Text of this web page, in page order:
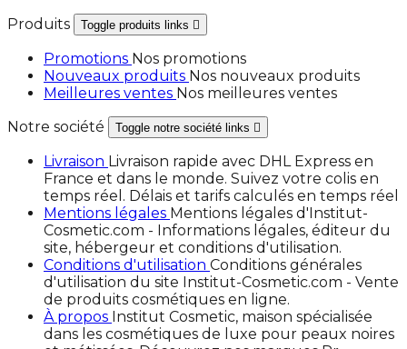
Produits
Toggle produits links 
Promotions Nos promotions
Nouveaux produits Nos nouveaux produits
Meilleures ventes Nos meilleures ventes
Notre société
Toggle notre société links 
Livraison Livraison rapide avec DHL Express en
France et dans le monde. Suivez votre colis en
temps réel. Délais et tarifs calculés en temps réel
Mentions légales Mentions légales d'Institut-
Cosmetic.com - Informations légales, éditeur du
site, hébergeur et conditions d'utilisation.
Conditions d'utilisation Conditions générales
d'utilisation du site Institut-Cosmetic.com - Vente
de produits cosmétiques en ligne.
À propos Institut Cosmetic, maison spécialisée
dans les cosmétiques de luxe pour peaux noires